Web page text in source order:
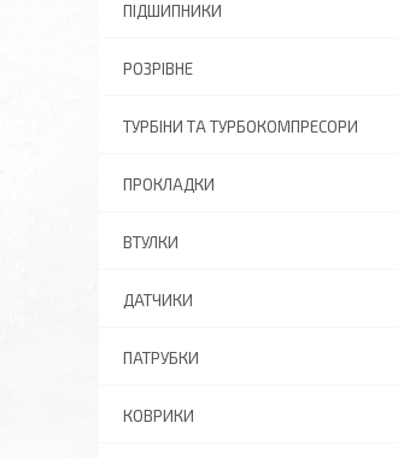
ПІДШИПНИКИ
РОЗРІВНЕ
ТУРБІНИ ТА ТУРБОКОМПРЕСОРИ
ПРОКЛАДКИ
ВТУЛКИ
ДАТЧИКИ
ПАТРУБКИ
КОВРИКИ